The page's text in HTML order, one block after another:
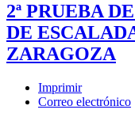
2ª PRUEBA
DE
ZARAGOZA
Imprimir
Correo electrónico